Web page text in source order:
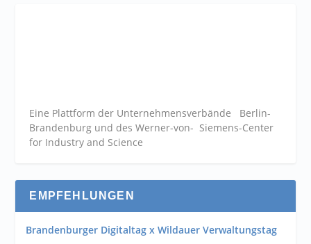
Eine Plattform der Unternehmensverbände Berlin-
Brandenburg und des Werner-von- Siemens-Center
for Industry and Science
EMPFEHLUNGEN
Brandenburger Digitaltag x Wildauer Verwaltungstag